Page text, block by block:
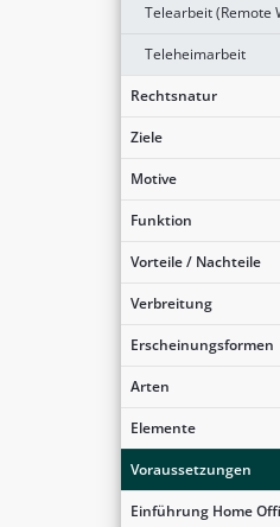
Telearbeit (Remote
Teleheimarbeit
Rechtsnatur
Ziele
Motive
Funktion
Vorteile / Nachteile
Verbreitung
Erscheinungsformen
Arten
Elemente
Voraussetzungen
Einführung Home